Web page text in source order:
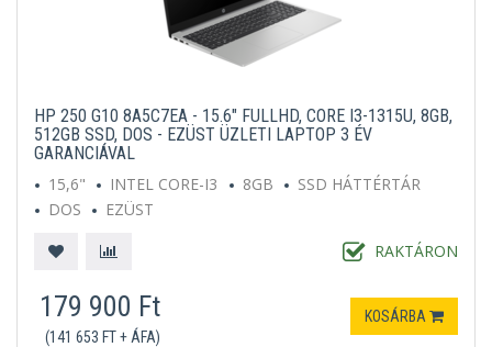
HP 250 G10 8A5C7EA - 15.6" FULLHD, CORE I3-1315U, 8GB,
512GB SSD, DOS - EZÜST ÜZLETI LAPTOP 3 ÉV
GARANCIÁVAL
15,6"
INTEL CORE-I3 8GB
SSD HÁTTÉRTÁR
DOS
EZÜST
RAKTÁRON
179 900 Ft
(141 653 FT + ÁFA)
KOSÁRBA